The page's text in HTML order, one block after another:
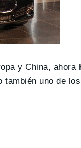
y China, ahora
uno de